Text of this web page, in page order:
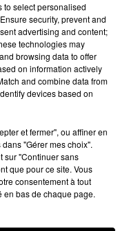
DU 21/06/2024 À
to select personalised
security, prevent and
advertising and content;
technologies may
browsing data to offer
on information actively
and combine data from
devices based on
et fermer", ou affiner en
"Gérer mes choix".
sur "Continuer sans
que pour ce site. Vous
consentement à tout
en bas de chaque page.